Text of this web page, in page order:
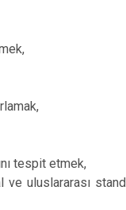
tespit etmek,
uluslararası